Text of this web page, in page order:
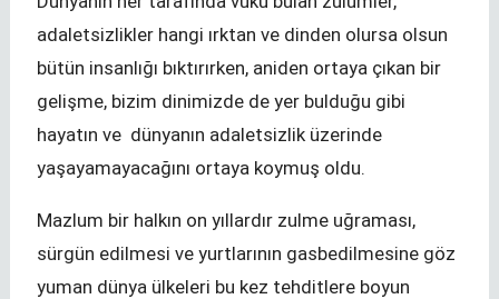
adaletsizlikler hangi ırktan ve dinden olursa olsun
bütün insanlığı bıktırırken, aniden ortaya çıkan bir
gelişme, bizim dinimizde de yer bulduğu gibi
hayatın ve dünyanın adaletsizlik üzerinde
yaşayamayacağını ortaya koymuş oldu.
Mazlum bir halkın on yıllardır zulme uğraması,
sürgün edilmesi ve yurtlarının gasbedilmesine göz
yuman dünya ülkeleri bu kez tehditlere boyun